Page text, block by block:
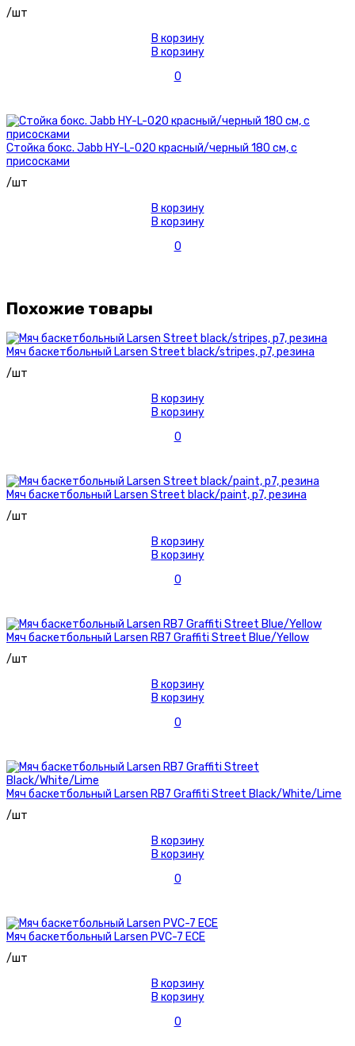
/шт
В корзину
В корзину
0
Стойка бокс. Jabb HY-L-020 красный/черный 180 см, с
присосками
/шт
В корзину
В корзину
0
Похожие товары
Мяч баскетбольный Larsen Street black/stripes, р7, резина
/шт
В корзину
В корзину
0
Мяч баскетбольный Larsen Street black/paint, р7, резина
/шт
В корзину
В корзину
0
Мяч баскетбольный Larsen RB7 Graffiti Street Blue/Yellow
/шт
В корзину
В корзину
0
Мяч баскетбольный Larsen RB7 Graffiti Street Black/White/Lime
/шт
В корзину
В корзину
0
Мяч баскетбольный Larsen PVC-7 ECE
/шт
В корзину
В корзину
0